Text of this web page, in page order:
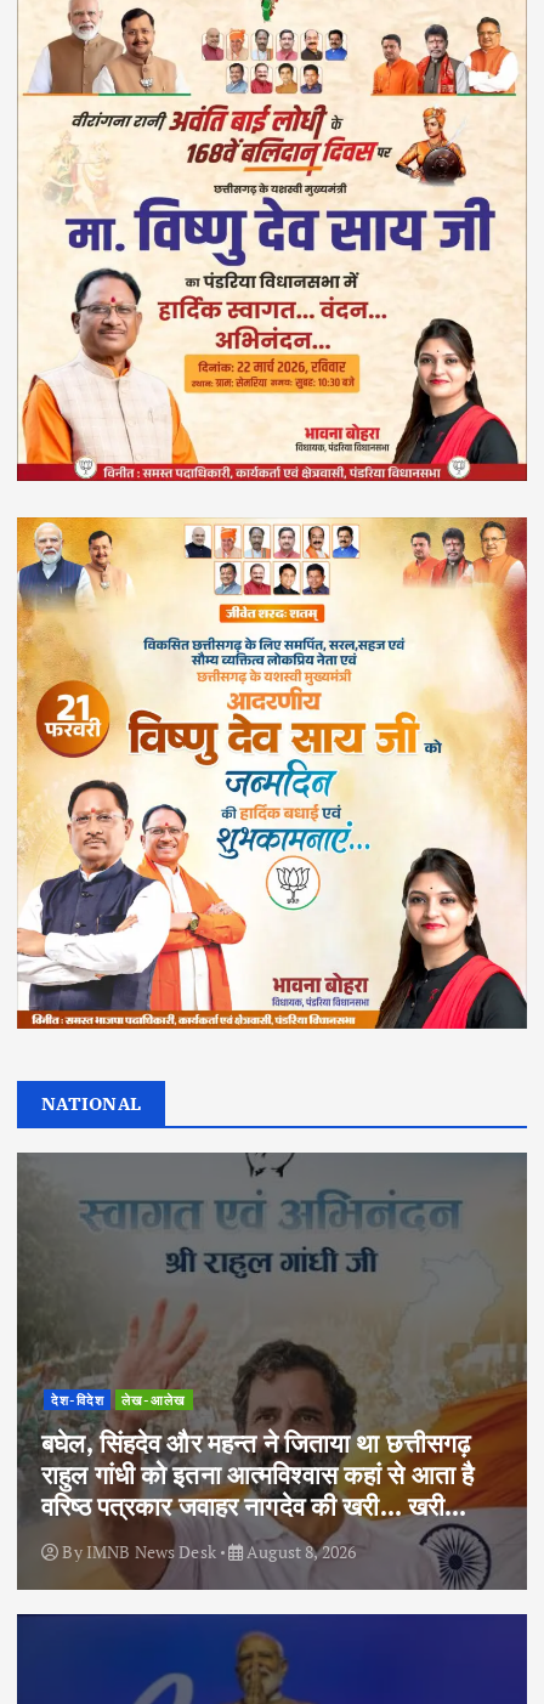
NATIONAL
देश-विदेश लेख-आलेख
बघेल, सिंहदेव और महन्त ने जिताया था छत्तीसगढ़
राहुल गांधी को इतना आत्मविश्वास कहां से आता है
वरिष्ठ पत्रकार जवाहर नागदेव की खरी… खरी…
By IMNB News Desk August 8, 2026